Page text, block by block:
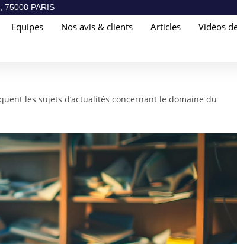
75008 PARIS
Equipes Nos avis & clients Articles
Vidéos
les sujets d’actualités concernant le domaine du